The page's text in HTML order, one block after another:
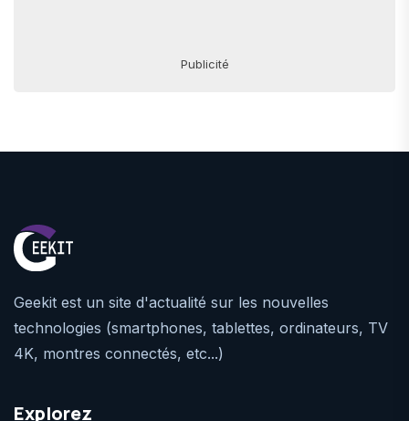
Publicité
Geekit est un site d'actualité sur les nouvelles
technologies (smartphones, tablettes, ordinateurs, TV
4K, montres connectés, etc...)
Explorez